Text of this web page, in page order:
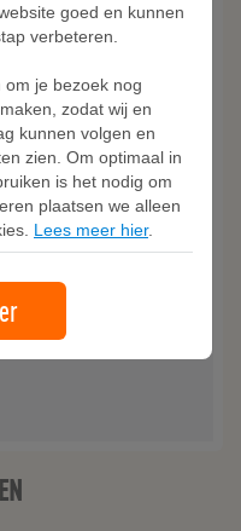
goed en kunnen
verbeteren.
om je bezoek nog
zodat wij en
kunnen volgen en
zien. Om optimaal in
is het nodig om
plaatsen we alleen
Lees meer hier.